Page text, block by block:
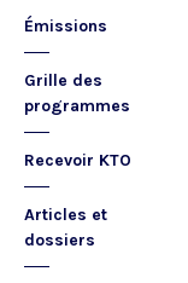
Émissions
Grille des
programmes
Recevoir KTO
Articles et
dossiers